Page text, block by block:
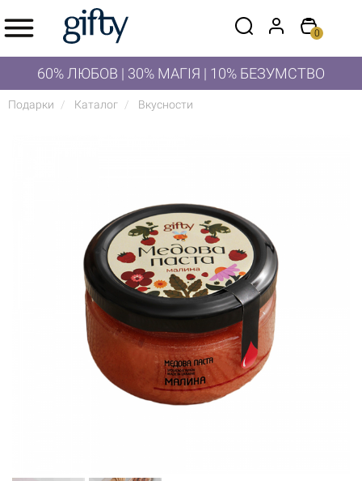
0
60% ЛЮБОВ | 30% МАГІЯ | 10% БЕЗУМСТВО
Подарки Каталог Вкусности